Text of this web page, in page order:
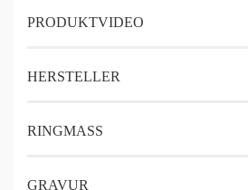
PRODUKTVIDEO
HERSTELLER
RINGMASS
GRAVUR